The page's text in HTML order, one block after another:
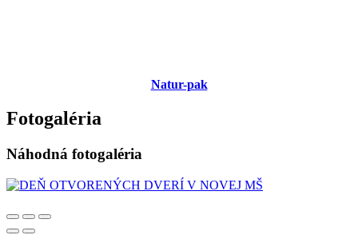
Natur-pak
Fotogaléria
Náhodná fotogaléria